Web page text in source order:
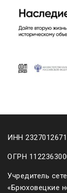
ИНН 2327012671
ОГРН
Учредитель
«Брюховецкие